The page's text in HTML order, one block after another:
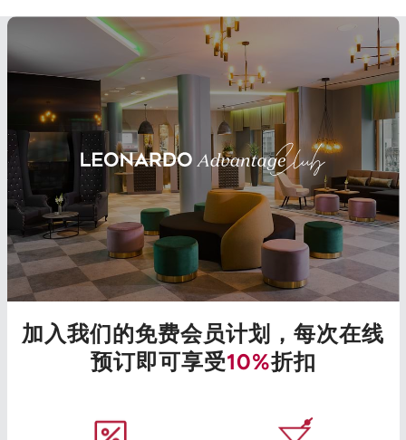
加入我们的免费会员计划，每次在线
预订即可享受10%折扣